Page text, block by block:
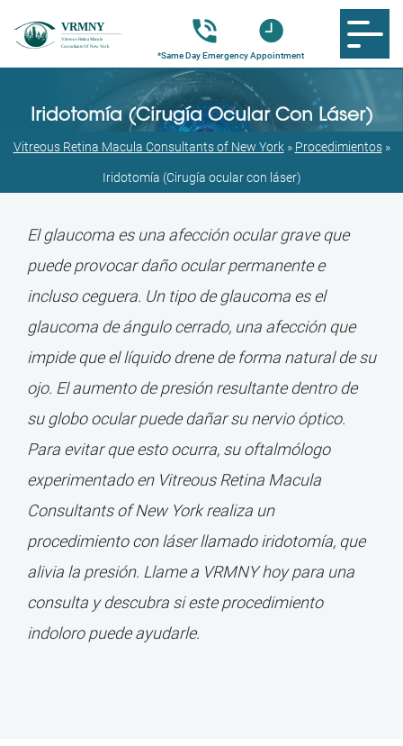
Iridotomía (Cirugía Ocular Con Láser)
Vitreous Retina Macula Consultants of New York» Procedimientos»
Iridotomía (Cirugía ocular con láser)
El glaucoma es una afección ocular grave que
puede provocar daño ocular permanente e
incluso ceguera. Un tipo de glaucoma es el
glaucoma de ángulo cerrado, una afección que
impide que el líquido drene de forma natural de su
ojo. El aumento de presión resultante dentro de
su globo ocular puede dañar su nervio óptico.
Para evitar que esto ocurra, su oftalmólogo
experimentado en Vitreous Retina Macula
Consultants of New York realiza un
procedimiento con láser llamado iridotomía, que
alivia la presión. Llame a VRMNY hoy para una
consulta y descubra si este procedimiento
indoloro puede ayudarle.